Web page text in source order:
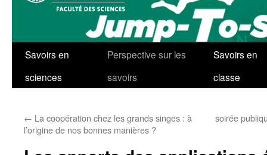
Savoirs en
sciences
Perspective sur les
savoirs
Savoirs en
classe
← La coopération chez les grands singes : à
l’origine de nos bonnes manières ?
soirée